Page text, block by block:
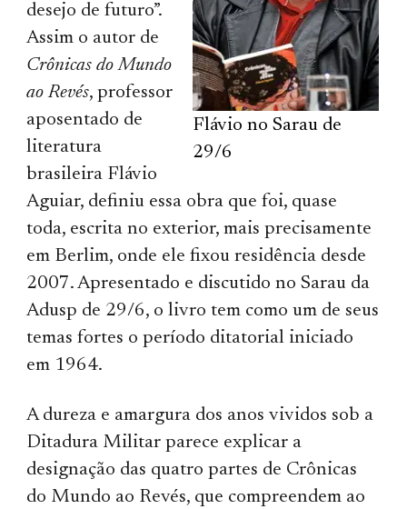
Flávio no Sarau de
29/6
desejo de futuro”.
Assim o autor de
Crônicas do Mundo
ao Revés, professor
aposentado de
literatura
brasileira Flávio
Aguiar, definiu essa obra que foi, quase
toda, escrita no exterior, mais precisamente
em Berlim, onde ele fixou residência desde
2007. Apresentado e discutido no Sarau da
Adusp de 29/6, o livro tem como um de seus
temas fortes o período ditatorial iniciado
em 1964.
A dureza e amargura dos anos vividos sob a
Ditadura Militar parece explicar a
designação das quatro partes de Crônicas
do Mundo ao Revés, que compreendem ao